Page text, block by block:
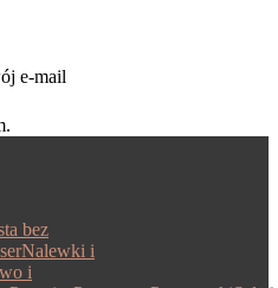
e-mail
bez
Nalewki i
i